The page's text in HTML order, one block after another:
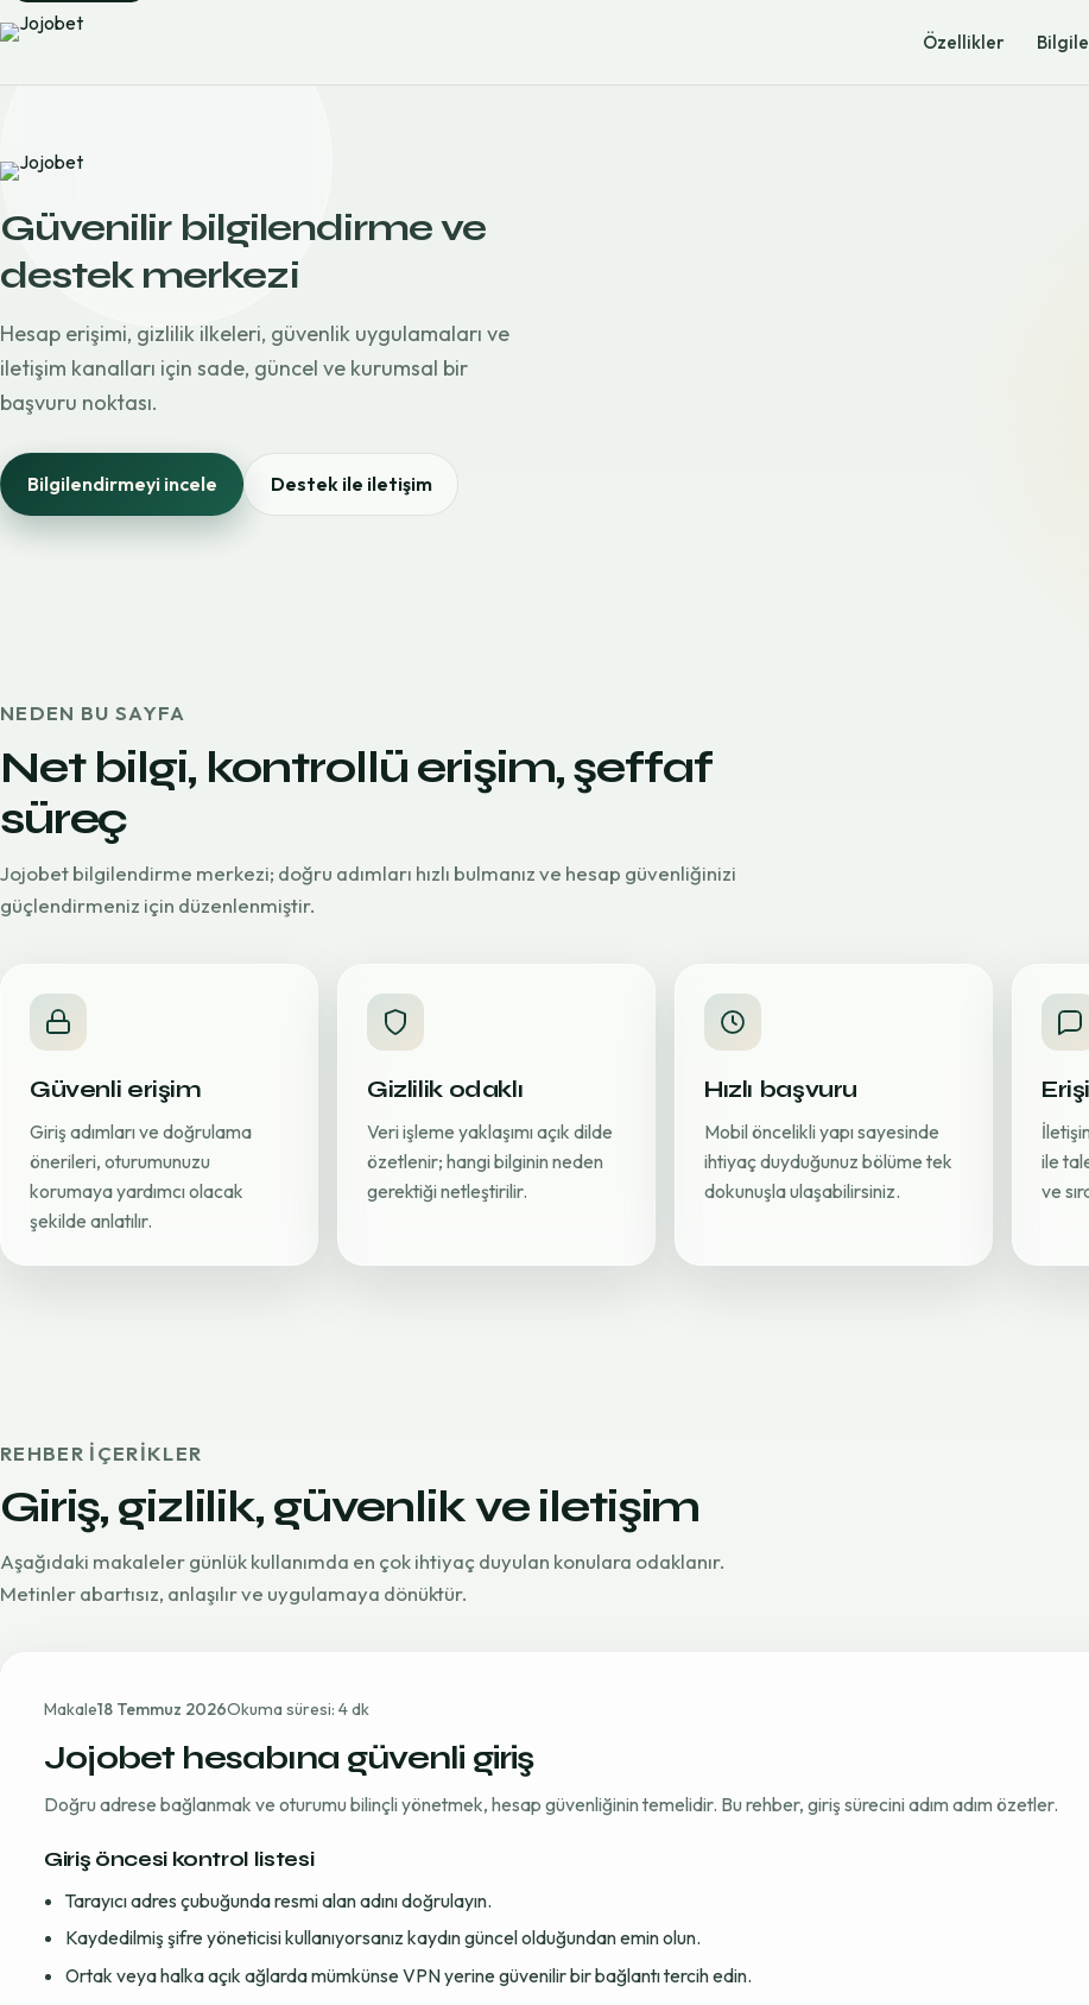
Özellikler
Güvenilir bilgilendirme ve
destek merkezi
Hesap erişimi, gizlilik ilkeleri, güvenlik uygulamaları ve
iletişim kanalları için sade, güncel ve kurumsal bir
başvuru noktası.
Bilgilendirmeyi incele Destek ile iletişim
NEDEN BU SAYFA
Net bilgi, kontrollü erişim, şeffaf
süreç
Jojobet bilgilendirme merkezi; doğru adımları hızlı bulmanız ve hesap güvenliğinizi
güçlendirmeniz için düzenlenmiştir.
Güvenli erişim
Giriş adımları ve doğrulama
önerileri, oturumunuzu
korumaya yardımcı olacak
şekilde anlatılır.
Gizlilik odaklı
Veri işleme yaklaşımı açık dilde
özetlenir; hangi bilginin neden
gerektiği netleştirilir.
Hızlı başvuru
Mobil öncelikli yapı sayesinde
ihtiyaç duyduğunuz bölüme tek
dokunuşla ulaşabilirsiniz.
ile
ve
REHBER IÇERIKLER
Giriş, gizlilik, güvenlik ve iletişim
Aşağıdaki makaleler günlük kullanımda en çok ihtiyaç duyulan konulara odaklanır.
Metinler abartısız, anlaşılır ve uygulamaya dönüktür.
Makale18 Temmuz 2026Okuma süresi: 4 dk
Jojobet hesabına güvenli giriş
Doğru adrese bağlanmak ve oturumu bilinçli yönetmek, hesap güvenliğinin temelidir. Bu rehber, giriş sürecini adım adım özetler.
Giriş öncesi kontrol listesi
Tarayıcı adres çubuğunda resmi alan adını doğrulayın.
Kaydedilmiş şifre yöneticisi kullanıyorsanız kaydın güncel olduğundan emin olun.
Ortak veya halka açık ağlarda mümkünse VPN yerine güvenilir bir bağlantı tercih edin.